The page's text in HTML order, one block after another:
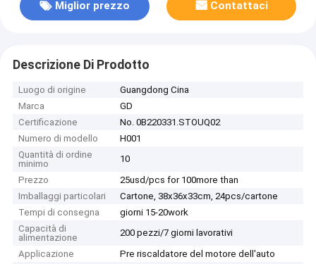
Miglior prezzo Contattaci
Descrizione Di Prodotto
Luogo di origine
Guangdong Cina
Marca
GD
Certificazione
No. 0B220331.STOUQ02
Numero di modello
H001
Quantità di ordine
minimo
10
Prezzo
25usd/pcs for 100more than
Imballaggi particolari
Cartone, 38x36x33cm, 24pcs/cartone
Tempi di consegna
giorni 15-20work
Capacità di
alimentazione
200 pezzi/7 giorni lavorativi
Applicazione
Pre riscaldatore del motore dell'auto